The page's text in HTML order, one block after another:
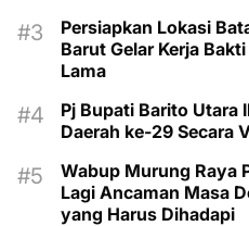
Persiapkan Lokasi
Barut Gelar Kerja
Lama
Pj Bupati Barito Utara
Daerah ke-29 Secara
Wabup Murung Raya
Lagi Ancaman Masa
yang Harus Dihadapi